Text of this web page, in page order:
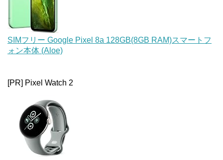
SIMフリー Google Pixel 8a 128GB(8GB RAM)スマートフ
ォン本体 (Aloe)
[PR] Pixel Watch 2